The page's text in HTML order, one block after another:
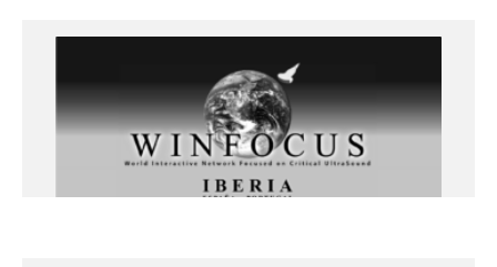
PRÁCTICA FOCUS. NIVEL BÁSICO – 16 y
17 de marzo 2023
Lleida
+info